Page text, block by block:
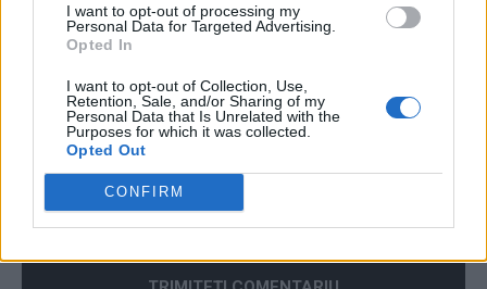
I want to opt-out of processing my
Personal Data for Targeted Advertising.
Opted In
I want to opt-out of Collection, Use,
Retention, Sale, and/or Sharing of my
Personal Data that Is Unrelated with the
Purposes for which it was collected.
Opted Out
CONFIRM
Salvați numele meu, adresa de e-mail și site-ul web în
acest browser pentru data viitoare i comentariu.